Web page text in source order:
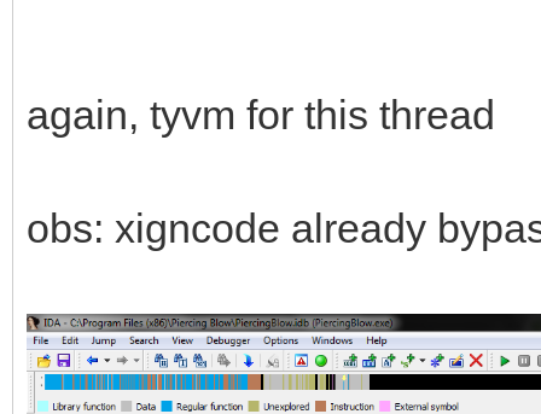
again, tyvm for this thread
obs: xigncode already